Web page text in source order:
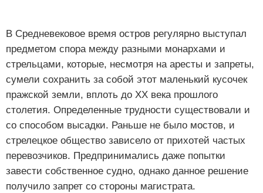
В Средневековое время остров регулярно выступал
предметом спора между разными монархами и
стрельцами, которые, несмотря на аресты и запреты,
сумели сохранить за собой этот маленький кусочек
пражской земли, вплоть до XX века прошлого
столетия. Определенные трудности существовали и
со способом высадки. Раньше не было мостов, и
стрелецкое общество зависело от прихотей частых
перевозчиков. Предпринимались даже попытки
завести собственное судно, однако данное решение
получило запрет со стороны магистрата.